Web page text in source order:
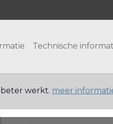
Technische
werkt. meer